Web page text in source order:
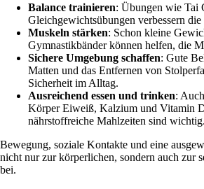
Balance trainieren: Übungen wie Tai
Gleichgewichtsübungen verbessern
Muskeln stärken: Schon kleine
Gymnastikbänder können helfen, die
Sichere Umgebung schaffen: Gute
Matten und das Entfernen von
Sicherheit im Alltag.
Ausreichend essen und trinken:
Körper Eiweiß, Kalzium und Vitamin
nährstoffreiche Mahlzeiten sind wichtig.
Bewegung, soziale Kontakte und eine
nicht nur zur körperlichen, sondern auch zur
bei.